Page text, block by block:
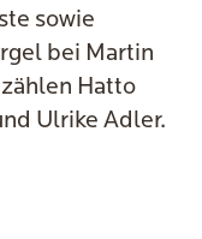
sowie
bei Martin
Hatto
Ulrike Adler.